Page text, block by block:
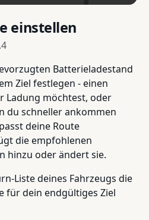
einstellen
Batterieladestand
Ziel festlegen - einen
Ladung möchtest, oder
du schneller ankommen
deine Route
die empfohlenen
hinzu oder ändert sie.
Liste deines Fahrzeugs die
für dein endgültiges Ziel